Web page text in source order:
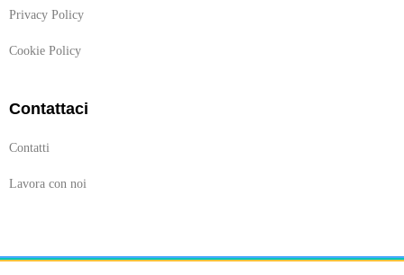
Privacy Policy
Cookie Policy
Contattaci
Contatti
Lavora con noi